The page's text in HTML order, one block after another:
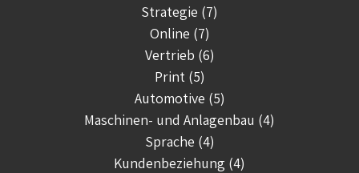
Strategie (7)
Online (7)
Vertrieb (6)
Print (5)
Automotive (5)
Maschinen- und Anlagenbau (4)
Sprache (4)
Kundenbeziehung (4)